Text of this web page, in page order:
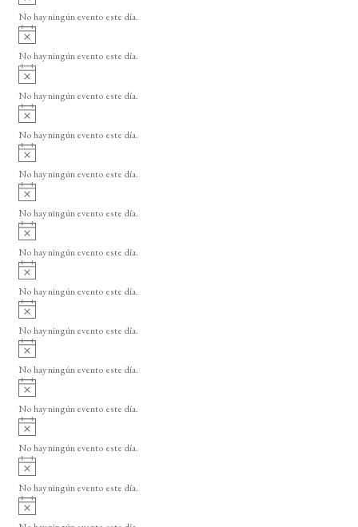
o
v
i
o
No hay ningún evento este día.
A
v
i
o
No hay ningún evento este día.
A
v
i
o
No hay ningún evento este día.
A
v
i
o
No hay ningún evento este día.
A
v
i
o
No hay ningún evento este día.
A
v
i
o
No hay ningún evento este día.
A
v
i
o
No hay ningún evento este día.
A
v
i
o
No hay ningún evento este día.
A
v
i
o
No hay ningún evento este día.
A
v
i
o
No hay ningún evento este día.
A
v
i
o
No hay ningún evento este día.
A
v
i
o
No hay ningún evento este día.
A
v
i
o
No hay ningún evento este día.
A
v